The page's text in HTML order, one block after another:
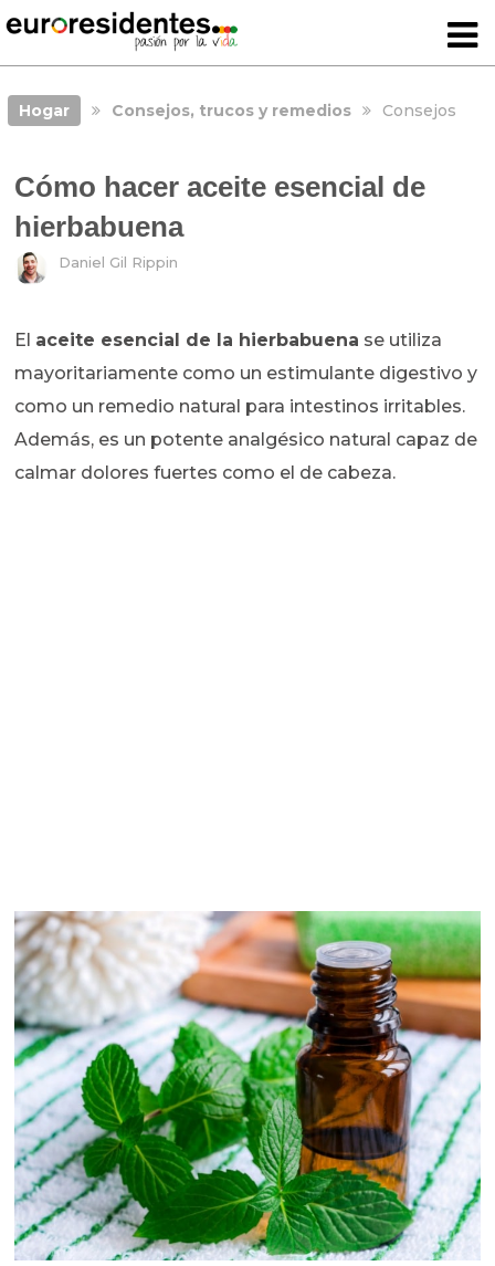
Hogar Consejos, trucos y remedios Consejos
Cómo hacer aceite esencial de
hierbabuena
Daniel Gil Rippin
El aceite esencial de la hierbabuena se utiliza
mayoritariamente como un estimulante digestivo y
como un remedio natural para intestinos irritables.
Además, es un potente analgésico natural capaz de
calmar dolores fuertes como el de cabeza.